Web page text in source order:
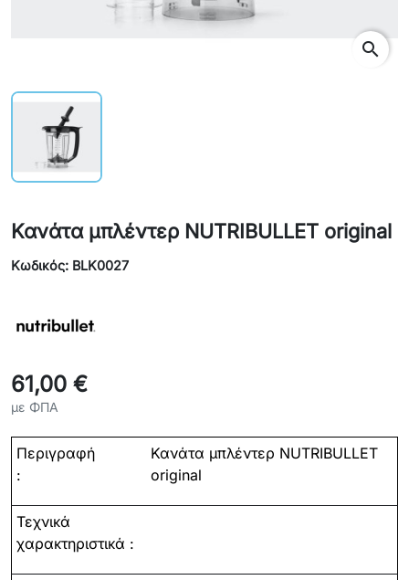
search
Κανάτα μπλέντερ NUTRIBULLET original
Κωδικός: BLK0027
61,00 €
με ΦΠΑ
Περιγραφή
:
Κανάτα μπλέντερ NUTRIBULLET
original
Τεχνικά
χαρακτηριστικά :